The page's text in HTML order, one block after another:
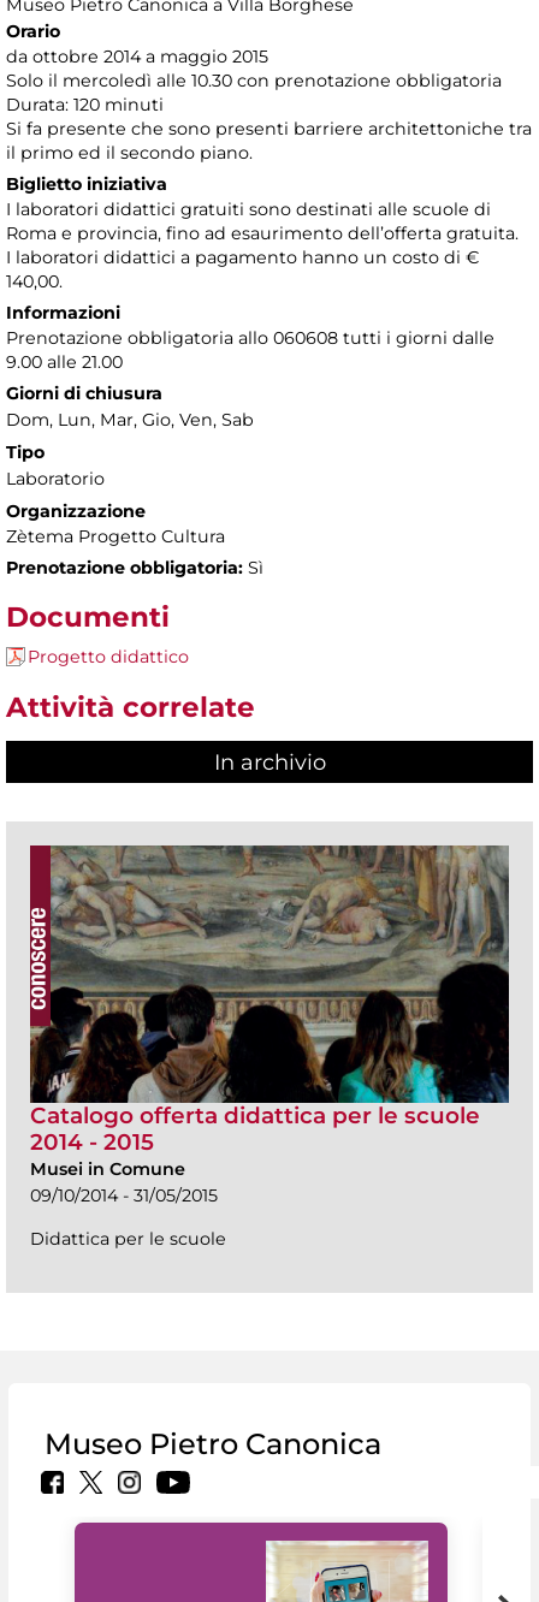
Museo Pietro Canonica a Villa Borghese
Orario
da ottobre 2014 a maggio 2015
Solo il mercoledì alle 10.30 con prenotazione obbligatoria
Durata: 120 minuti
Si fa presente che sono presenti barriere architettoniche tra
il primo ed il secondo piano.
Biglietto iniziativa
I laboratori didattici gratuiti sono destinati alle scuole di
Roma e provincia, fino ad esaurimento dell’offerta gratuita.
I laboratori didattici a pagamento hanno un costo di €
140,00.
Informazioni
Prenotazione obbligatoria allo 060608 tutti i giorni dalle
9.00 alle 21.00
Giorni di chiusura
Dom, Lun, Mar, Gio, Ven, Sab
Tipo
Laboratorio
Organizzazione
Zètema Progetto Cultura
Prenotazione obbligatoria: Sì
Documenti
Progetto didattico
Attività correlate
In archivio
Catalogo offerta didattica per le scuole
2014 - 2015
Musei in Comune
09/10/2014 - 31/05/2015
Didattica per le scuole
Museo Pietro Canonica